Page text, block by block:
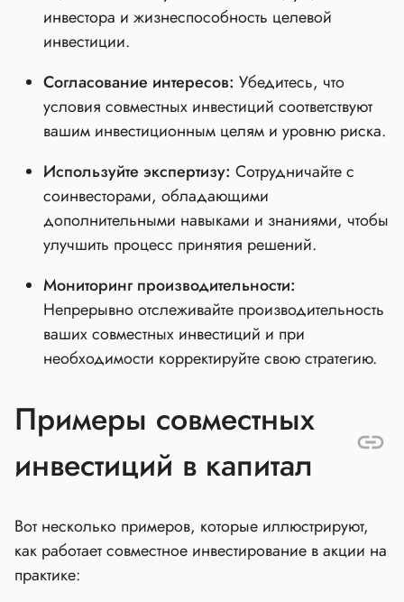
инвестора и жизнеспособность целевой
инвестиции.
Согласование интересов: Убедитесь, что
условия совместных инвестиций соответствуют
вашим инвестиционным целям и уровню риска.
Используйте экспертизу: Сотрудничайте с
соинвесторами, обладающими
дополнительными навыками и знаниями, чтобы
улучшить процесс принятия решений.
Мониторинг производительности:
Непрерывно отслеживайте производительность
ваших совместных инвестиций и при
необходимости корректируйте свою стратегию.
Примеры совместных
инвестиций в капитал
Вот несколько примеров, которые иллюстрируют,
как работает совместное инвестирование в акции на
практике: